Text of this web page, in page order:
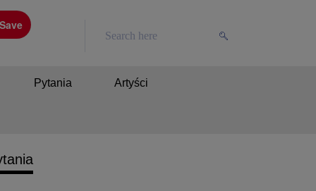
Pytania Artyści
Save